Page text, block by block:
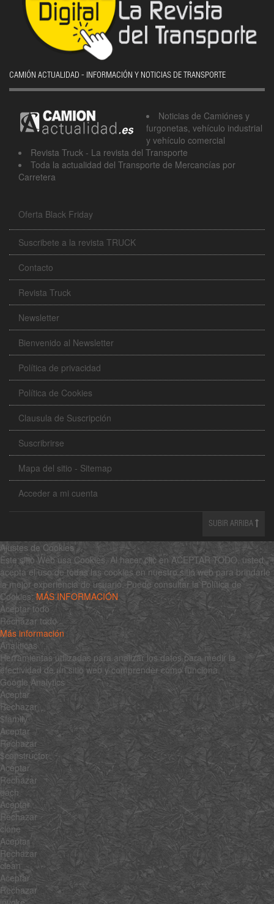
CAMIÓN ACTUALIDAD - INFORMACIÓN Y NOTICIAS DE TRANSPORTE
Noticias de Camiónes y
furgonetas, vehículo industrial
y vehículo comercial
Revista Truck - La revista del Transporte
Toda la actualidad del Transporte de Mercancías por
Carretera
Oferta Black Friday
Suscribete a la revista TRUCK
Contacto
Revista Truck
Newsletter
Bienvenido al Newsletter
Política de privacidad
Política de Cookies
Clausula de Suscripción
Suscribrirse
Mapa del sitio - Sitemap
Acceder a mi cuenta
SUBIR ARRIBA
Ajustes de Cookies
Este sitio Web usa Cookies. Al hacer clic en ACEPTAR TODO, usted
acepta el uso de todas las cookies en nuestro sitio web para brindarle
la mejor experiencia de usuario. Puede consultar la Política de
Cookies:MÁS INFORMACIÓN
Aceptar todo
Rechazar todo
Más información
Analíticas
Herramientas utilizadas para analizar los datos para medir la
efectividad de un sitio web y comprender cómo funciona.
Google Analytics
Aceptar
Rechazar
$family
Aceptar
Rechazar
$constructor
Aceptar
Rechazar
each
Aceptar
Rechazar
clone
Aceptar
Rechazar
clean
Aceptar
Rechazar